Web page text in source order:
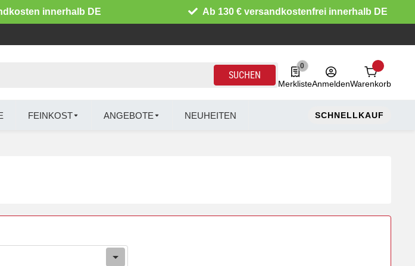
innerhalb DE Ab 130 € versandkostenfrei innerhalb DE
SUCHEN
0
0 Produkte in der Liste
MerklisteAnmeldenWarenkorb
FEINKOST ANGEBOTE NEUHEITEN SCHNELLKAUF